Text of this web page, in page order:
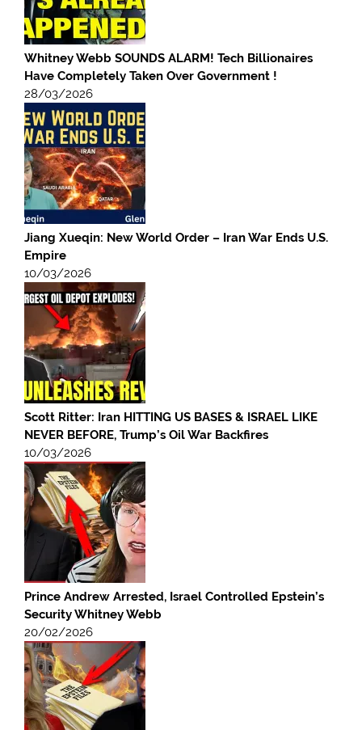
Whitney Webb SOUNDS ALARM! Tech Billionaires
Have Completely Taken Over Government !
28/03/2026
Jiang Xueqin: New World Order – Iran War Ends U.S.
Empire
10/03/2026
Scott Ritter: Iran HITTING US BASES & ISRAEL LIKE
NEVER BEFORE, Trump’s Oil War Backfires
10/03/2026
Prince Andrew Arrested, Israel Controlled Epstein’s
Security Whitney Webb
20/02/2026